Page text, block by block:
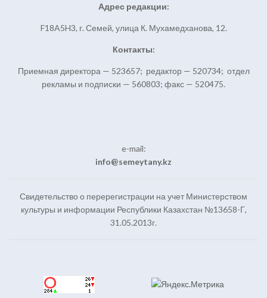
Адрес редакции:
F18A5H3, г. Семей, улица К. Мухамедханова, 12.
Контакты:
Приемная директора — 523657; редактор — 520734; отдел
рекламы и подписки — 560803; факс — 520475.
e-mail:
info@semeytany.kz
Свидетельство о перерегистрации на учет Министерством
культуры и информации Республики Казахстан №13658-Г,
31.05.2013г.